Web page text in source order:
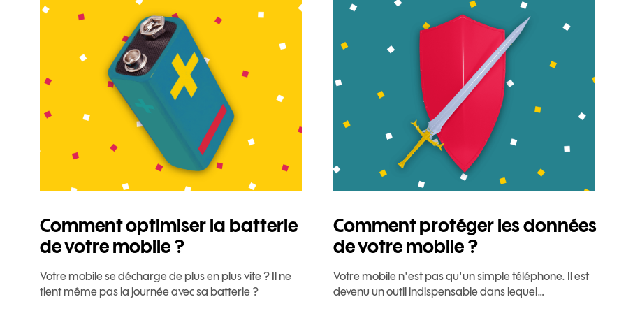
Comment optimiser la batterie
de votre mobile ?
Votre mobile se décharge de plus en plus vite ? Il ne
tient même pas la journée avec sa batterie ?
Comment protéger les données
de votre mobile ?
Votre mobile n'est pas qu'un simple téléphone. Il est
devenu un outil indispensable dans lequel…